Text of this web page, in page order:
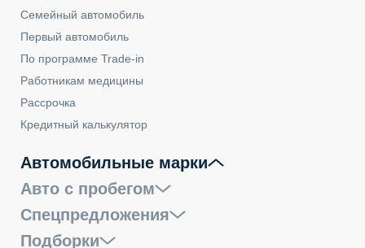
Семейный автомобиль
Первый автомобиль
По программе Trade-in
Работникам медицины
Рассрочка
Кредитный калькулятор
Автомобильные марки
Авто с пробегом
Спецпредложения
Подборки